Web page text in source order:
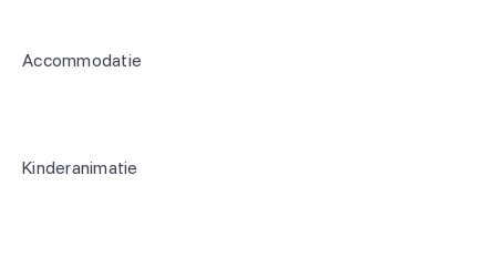
Accommodatie
Kinderanimatie